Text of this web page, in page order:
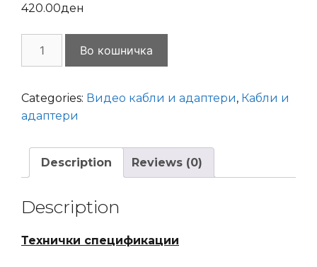
420.00ден
1.8m
Cablexpert
quantity
Во кошничка
Categories: Видео кабли и адаптери, Кабли и
адаптери
Description Reviews (0)
Description
Технички спецификации